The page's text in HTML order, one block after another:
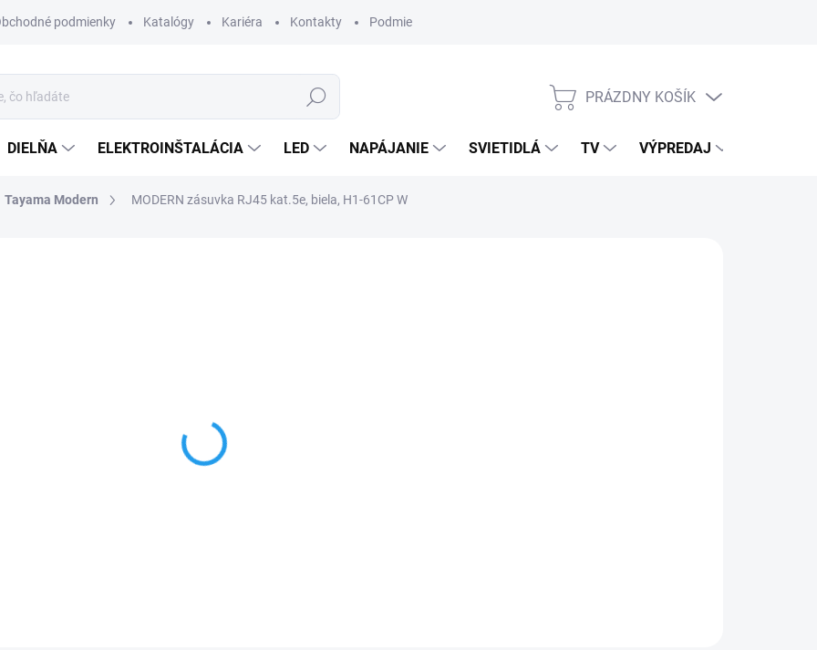
podmienky Katalógy Kariéra Kontakty Podmienky ochrany osobných údajov
Hľadať
NÁKUPNÝ
PRÁZDNY KOŠÍK
DIELŇA ELEKTROINŠTALÁCIA LED NAPÁJANIE SVIETIDLÁ TV VÝPREDAJ
Tayama Modern MODERN zásuvka RJ45 kat.5e, biela, H1-61CP W